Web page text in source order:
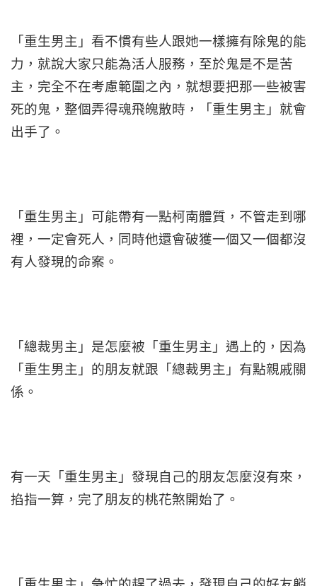
「重生男主」看不慣有些人跟她一樣擁有除鬼的能
力，就說大家只能為活人服務，至於鬼是不是苦
主，完全不在考慮範圍之內，就想要把那一些被害
死的鬼，整個弄得魂飛魄散時，「重生男主」就會
出手了。
「重生男主」可能帶有一點柯南體質，不管走到哪
裡，一定會死人，同時他還會破獲一個又一個都沒
有人發現的命案。
「總裁男主」是怎麼被「重生男主」遇上的，因為
「重生男主」的朋友就跟「總裁男主」有點親戚關
係。
有一天「重生男主」發現自己的朋友怎麼沒有來，
掐指一算，完了朋友的桃花煞開始了。